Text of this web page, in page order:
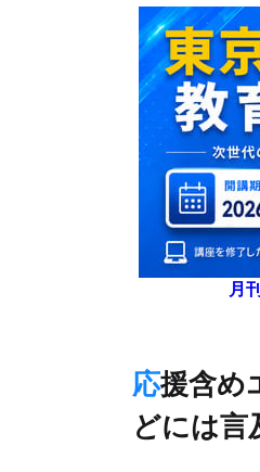
月
応援含めエンジニア100人体制で調査実施と説明、正常化のめ
どには言